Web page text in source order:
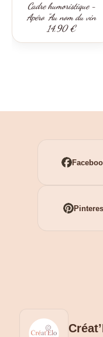
Cadre humoristique -
Apéro "Au nom du vin
14,90 €